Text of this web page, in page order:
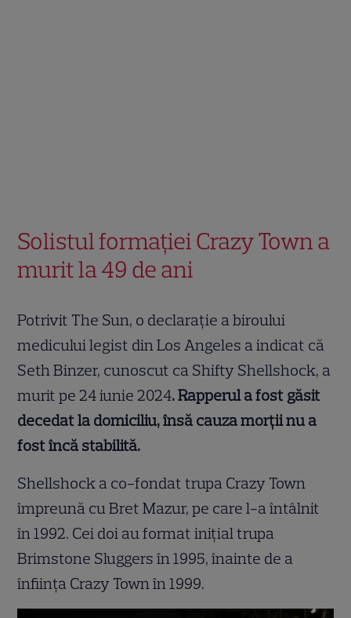
Solistul formației Crazy Town a
murit la 49 de ani
Potrivit The Sun, o declarație a biroului
medicului legist din Los Angeles a indicat că
Seth Binzer, cunoscut ca Shifty Shellshock, a
murit pe 24 iunie 2024. Rapperul a fost găsit
decedat la domiciliu, însă cauza morții nu a
fost încă stabilită.
Shellshock a co-fondat trupa Crazy Town
împreună cu Bret Mazur, pe care l-a întâlnit
în 1992. Cei doi au format inițial trupa
Brimstone Sluggers în 1995, înainte de a
înființa Crazy Town în 1999.